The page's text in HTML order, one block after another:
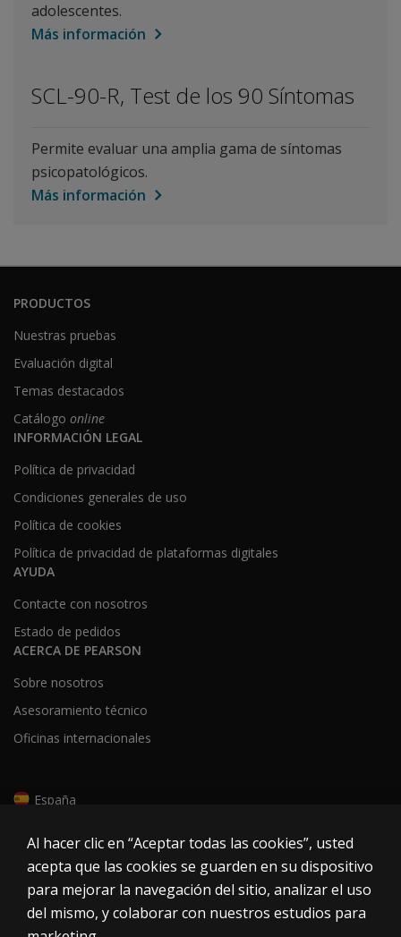
adolescentes.
Más información
SCL-90-R, Test de los 90 Síntomas
Permite evaluar una amplia gama de síntomas
psicopatológicos.
Más información
PRODUCTOS
Nuestras pruebas
Evaluación digital
Temas destacados
Catálogo online
INFORMACIÓN LEGAL
Política de privacidad
Condiciones generales de uso
Política de cookies
Política de privacidad de plataformas digitales
AYUDA
Contacte con nosotros
Estado de pedidos
ACERCA DE PEARSON
Sobre nosotros
Asesoramiento técnico
Oficinas internacionales
España
Galletas
Al hacer clic en “Aceptar todas las cookies”, usted
acepta que las cookies se guarden en su dispositivo
para mejorar la navegación del sitio, analizar el uso
del mismo, y colaborar con nuestros estudios para